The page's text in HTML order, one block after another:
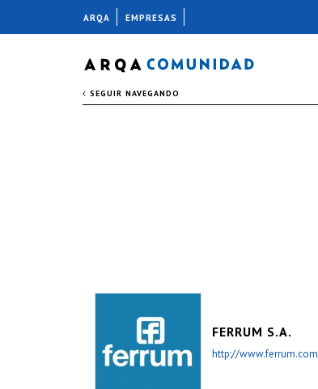
SEGUIR NAVEGANDO
FERRUM S.A.
http://www.ferrum.com
ARQA EMPRESAS